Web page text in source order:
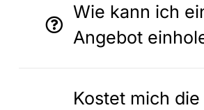
Wie kann ich
Angebot
Kostet mich die